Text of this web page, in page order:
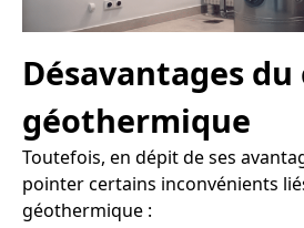
Désavantages
géothermique
Toutefois, en dépit de ses
pointer certains inconvénients
géothermique :